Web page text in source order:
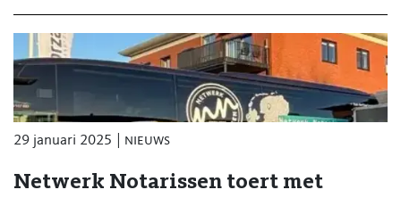
29 januari 2025 nieuws
Netwerk Notarissen toert met